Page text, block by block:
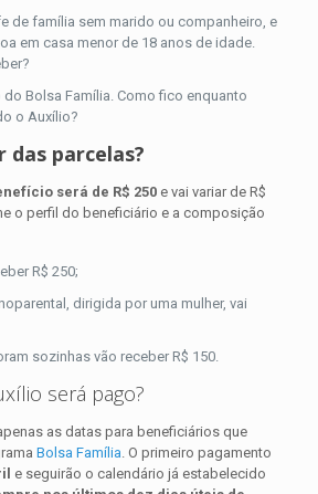
de família sem marido ou companheiro, e
em casa menor de 18 anos de idade.
Bolsa Família. Como fico enquanto
o Auxílio?
das parcelas?
será de R$ 250e vai variar de R$
o perfil do beneficiário e a composição
R$ 250;
dirigida por uma mulher, vai
sozinhas vão receber R$ 150.
será pago?
as datas para beneficiários que
Bolsa Família. O primeiro pagamento
e seguirão o calendário já estabelecido